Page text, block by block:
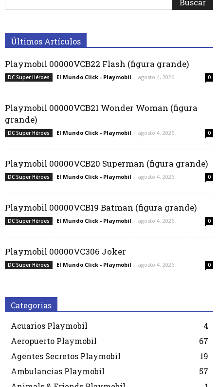
Últimos Artículos
Playmobil 00000VCB22 Flash (figura grande)
DC Super Héroes El Mundo Click - Playmobil - agosto 4, 2026 0
Playmobil 00000VCB21 Wonder Woman (figura
grande)
DC Super Héroes El Mundo Click - Playmobil - agosto 4, 2026 0
Playmobil 00000VCB20 Superman (figura grande)
DC Super Héroes El Mundo Click - Playmobil - agosto 4, 2026 0
Playmobil 00000VCB19 Batman (figura grande)
DC Super Héroes El Mundo Click - Playmobil - agosto 4, 2026 0
Playmobil 00000VC306 Joker
DC Super Héroes El Mundo Click - Playmobil - agosto 4, 2026 0
Categorias
Acuarios Playmobil
4
Aeropuerto Playmobil
67
Agentes Secretos Playmobil
19
Ambulancias Playmobil
57